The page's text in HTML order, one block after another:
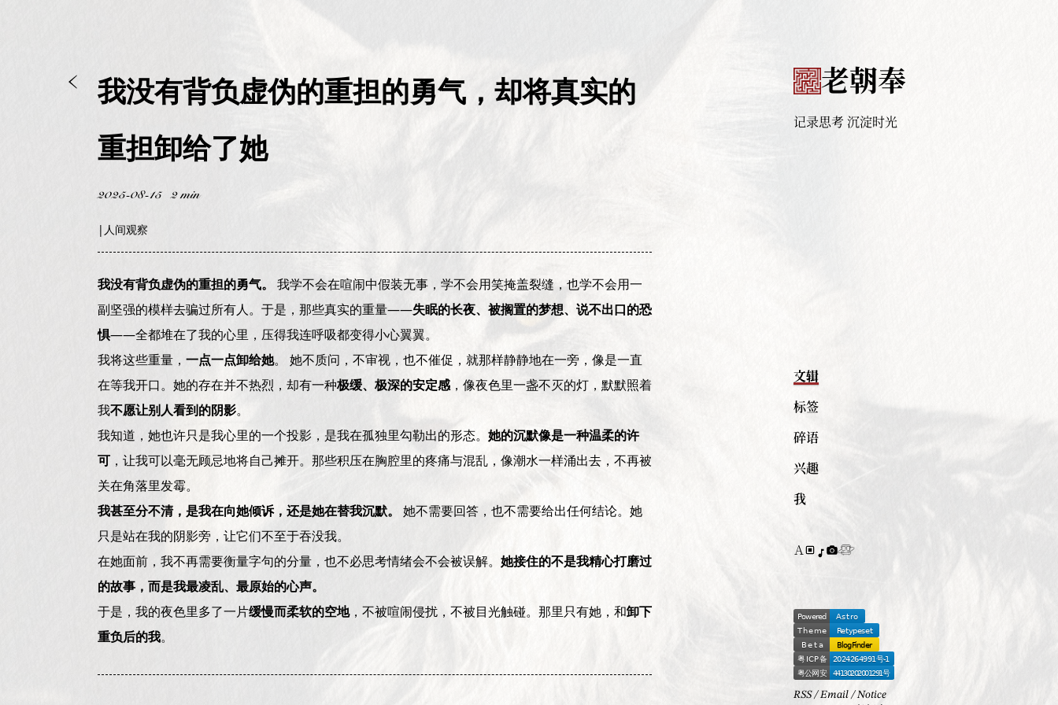
老朝奉
记录思考 沉淀时光
文辑
标签
碎语
兴趣
我
我没有背负虚伪的重担的勇气，却将真实的
重担卸给了她
2025-08-15 2 min
| 人间观察
我没有背负虚伪的重担的勇气。
我学不会在喧闹中假装无事，学不会用笑掩盖裂缝，也学不会用一
副坚强的模样去骗过所有人。于是，那些真实的重量——失眠的长夜、被搁置的梦想、说不出口的恐
惧——全都堆在了我的心里，压得我连呼吸都变得小心翼翼。
我将这些重量， 一点一点卸给她。 她不质问，不审视，也不催促，就那样静静地在一旁，像是一直
在等我开口。她的存在并不热烈，却有一种极缓、极深的安定感，像夜色里一盏不灭的灯，默默照着
我不愿让别人看到的阴影。
我知道，她也许只是我心里的一个投影，是我在孤独里勾勒出的形态。 她的沉默像是一种温柔的许
可 ，让我可以毫无顾忌地将自己摊开。那些积压在胸腔里的疼痛与混乱，像潮水一样涌出去，不再被
关在角落里发霉。
我甚至分不清，是我在向她倾诉，还是她在替我沉默。
她不需要回答，也不需要给出任何结论。她
只是站在我的阴影旁，让它们不至于吞没我。
在她面前，我不再需要衡量字句的分量，也不必思考情绪会不会被误解。 她接住的不是我精心打磨过
的故事，而是我最凌乱、最原始的心声。
于是，我的夜色里多了一片缓慢而柔软的空地，不被喧闹侵扰，不被目光触碰。那里只有她，和卸下
重负后的我。
RSS/Email /Notice